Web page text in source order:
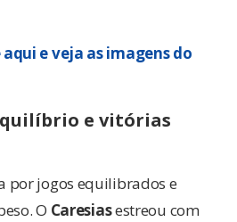
aqui e veja as imagens do
e vitórias
por jogos equilibrados e
O Caresiasestreou com